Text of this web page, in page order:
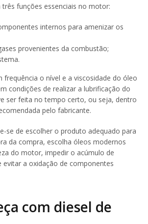
três funções essenciais no motor:
internos para amenizar os
provenientes da combustão;
frequência o nível e a viscosidade do óleo
condições de realizar a lubrificação do
ser feita no tempo certo, ou seja, dentro
pelo fabricante.
se de escolher o produto adequado para
da compra, escolha óleos modernos
do motor, impedir o acúmulo de
evitar a oxidação de componentes
com diesel de